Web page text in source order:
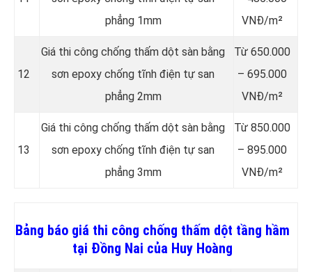
phẳng 1mm
VNĐ/m²
12
Giá thi công chống thấm dột sàn bằng
sơn epoxy chống tĩnh điện tự san
phẳng 2mm
Từ 650.000
– 695.000
VNĐ/m²
13
Giá thi công chống thấm dột sàn bằng
sơn epoxy chống tĩnh điện tự san
phẳng 3mm
Từ 850.000
– 895.000
VNĐ/m²
Bảng báo giá thi công chống thấm dột tầng hầm
tại Đồng Nai của Huy Hoàng